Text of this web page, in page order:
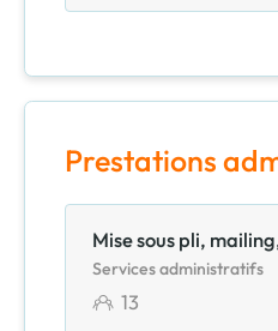
Prestations
Mise sous pli,
Services administratifs
13